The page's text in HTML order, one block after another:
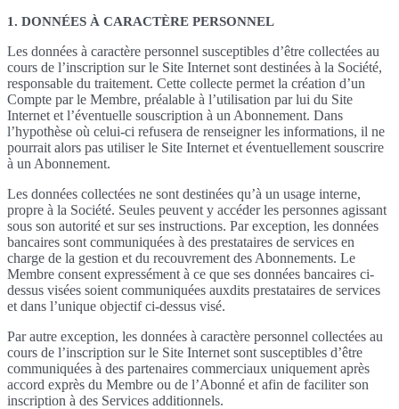
1. DONNÉES À CARACTÈRE PERSONNEL
Les données à caractère personnel susceptibles d’être collectées au
cours de l’inscription sur le Site Internet sont destinées à la Société,
responsable du traitement. Cette collecte permet la création d’un
Compte par le Membre, préalable à l’utilisation par lui du Site
Internet et l’éventuelle souscription à un Abonnement. Dans
l’hypothèse où celui-ci refusera de renseigner les informations, il ne
pourrait alors pas utiliser le Site Internet et éventuellement souscrire
à un Abonnement.
Les données collectées ne sont destinées qu’à un usage interne,
propre à la Société. Seules peuvent y accéder les personnes agissant
sous son autorité et sur ses instructions. Par exception, les données
bancaires sont communiquées à des prestataires de services en
charge de la gestion et du recouvrement des Abonnements. Le
Membre consent expressément à ce que ses données bancaires ci-
dessus visées soient communiquées auxdits prestataires de services
et dans l’unique objectif ci-dessus visé.
Par autre exception, les données à caractère personnel collectées au
cours de l’inscription sur le Site Internet sont susceptibles d’être
communiquées à des partenaires commerciaux uniquement après
accord exprès du Membre ou de l’Abonné et afin de faciliter son
inscription à des Services additionnels.